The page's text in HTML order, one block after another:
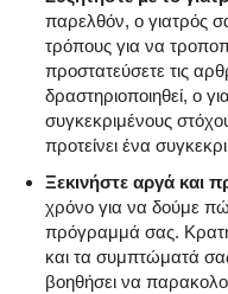
παρελθόν, ο γιατρός
τρόπους για να
προστατεύσετε τις
δραστηριοποιηθεί, ο
συγκεκριμένους
προτείνει ένα
Ξεκινήστε αργά και
χρόνο για να δούμε
πρόγραμμά σας.
και τα συμπτώματά
βοηθήσει να